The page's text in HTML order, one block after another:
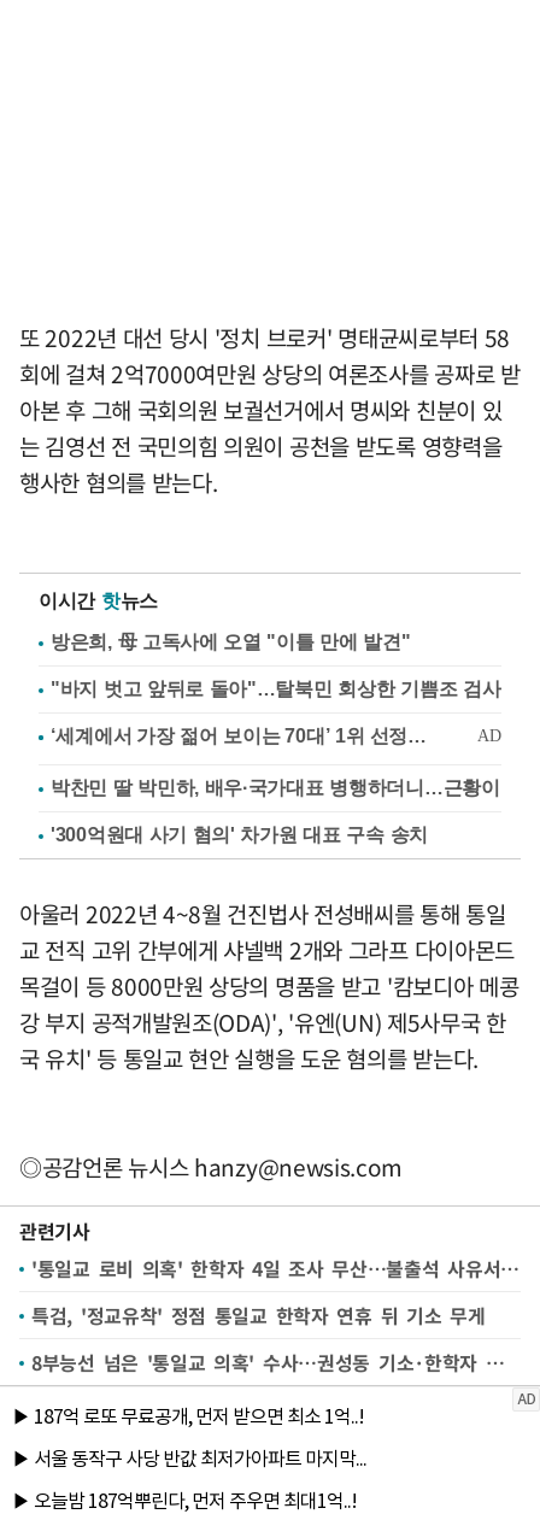
또 2022년 대선 당시 '정치 브로커' 명태균씨로부터 58
회에 걸쳐 2억7000여만원 상당의 여론조사를 공짜로 받
아본 후 그해 국회의원 보궐선거에서 명씨와 친분이 있
는 김영선 전 국민의힘 의원이 공천을 받도록 영향력을
행사한 혐의를 받는다.
이시간 핫뉴스
방은희, 母 고독사에 오열 "이틀 만에 발견"
"바지 벗고 앞뒤로 돌아"…탈북민 회상한 기쁨조 검사
박찬민 딸 박민하, 배우·국가대표 병행하더니…근황이
'300억원대 사기 혐의' 차가원 대표 구속 송치
아울러 2022년 4~8월 건진법사 전성배씨를 통해 통일
교 전직 고위 간부에게 샤넬백 2개와 그라프 다이아몬드
목걸이 등 8000만원 상당의 명품을 받고 '캄보디아 메콩
강 부지 공적개발원조(ODA)', '유엔(UN) 제5사무국 한
국 유치' 등 통일교 현안 실행을 도운 혐의를 받는다.
◎공감언론 뉴시스hanzy@newsis.com
관련기사
'통일교 로비 의혹' 한학자 4일 조사 무산…불출석 사유서 제출
특검, '정교유착' 정점 통일교 한학자 연휴 뒤 기소 무게
8부능선 넘은 '통일교 의혹' 수사…권성동 기소·한학자 임박(종합)